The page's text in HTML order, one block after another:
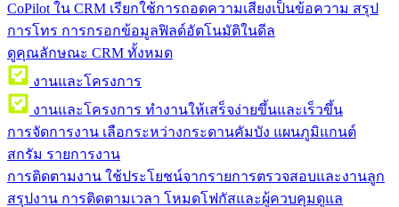
CoPilot ใน CRM เรียกใช้การถอดความเสียงเป็นข้อความ สรุป
การโทร การกรอกข้อมูลฟิลด์อัตโนมัติในดีล
ดูคุณลักษณะ CRM ทั้งหมด
งานและโครงการ
งานและโครงการ ทำงานให้เสร็จง่ายขึ้นและเร็วขึ้น
การจัดการงาน เลือกระหว่างกระดานคัมบัง แผนภูมิแกนต์
สกรัม รายการงาน
การติดตามงาน ใช้ประโยชน์จากรายการตรวจสอบและงานลูก
สรุปงาน การติดตามเวลา โหมดโฟกัสและผู้ควบคุมดูแล